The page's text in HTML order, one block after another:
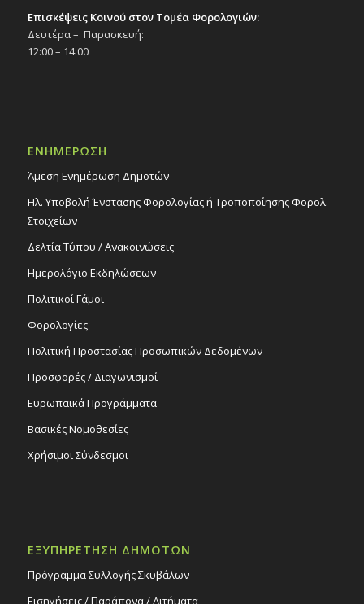
Επισκέψεις Κοινού στον Τομέα Φορολογιών:
Δευτέρα – Παρασκευή:
12:00 – 14:00
ΕΝΗΜΕΡΩΣΗ
Άμεση Ενημέρωση Δημοτών
Ηλ. Υποβολή Ένστασης Φορολογίας ή Τροποποίησης Φορολ.
Στοιχείων
Δελτία Τύπου / Ανακοινώσεις
Ημερολόγιο Εκδηλώσεων
Πολιτικοί Γάμοι
Φορολογίες
Πολιτική Προστασίας Προσωπικών Δεδομένων
Προσφορές / Διαγωνισμοί
Ευρωπαϊκά Προγράμματα
Βασικές Νομοθεσίες
Χρήσιμοι Σύνδεσμοι
ΕΞΥΠΗΡΕΤΗΣΗ ΔΗΜΟΤΩΝ
Πρόγραμμα Συλλογής Σκυβάλων
Εισηγήσεις / Παράπονα / Αιτήματα